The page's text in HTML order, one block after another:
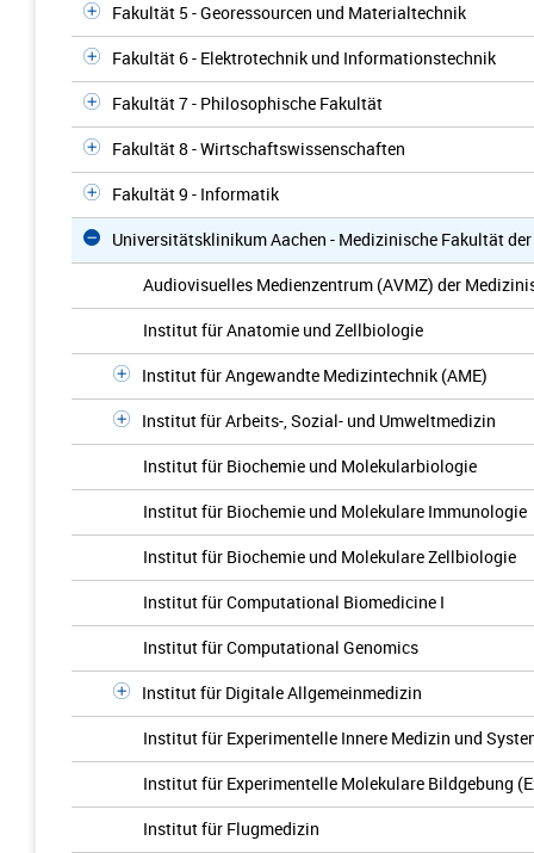
Fakultät 5 - Georessourcen und Materialtechnik
Fakultät 6 - Elektrotechnik und Informationstechnik
Fakultät 7 - Philosophische Fakultät
Fakultät 8 - Wirtschaftswissenschaften
Fakultät 9 - Informatik
Universitätsklinikum Aachen - Medizinische Fakultät der
Audiovisuelles Medienzentrum (AVMZ) der
Institut für Anatomie und Zellbiologie
Institut für Angewandte Medizintechnik (AME)
Institut für Arbeits-, Sozial- und Umweltmedizin
Institut für Biochemie und Molekularbiologie
Institut für Biochemie und Molekulare Immunologie
Institut für Biochemie und Molekulare Zellbiologie
Institut für Computational Biomedicine I
Institut für Computational Genomics
Institut für Digitale Allgemeinmedizin
Institut für Experimentelle Innere Medizin und
Institut für Experimentelle Molekulare Bildgebung
Institut für Flugmedizin